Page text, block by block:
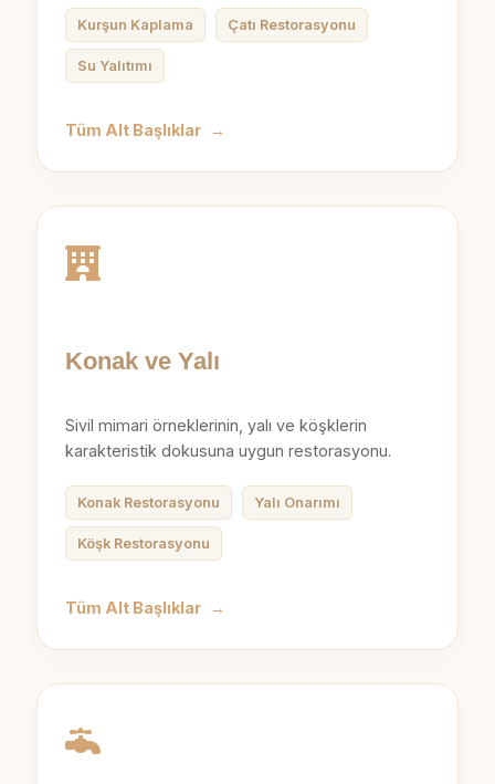
Kurşun Kaplama Çatı Restorasyonu
Su Yalıtımı
Tüm Alt Başlıklar →
Konak ve Yalı
Sivil mimari örneklerinin, yalı ve köşklerin
karakteristik dokusuna uygun restorasyonu.
Konak Restorasyonu Yalı Onarımı
Köşk Restorasyonu
Tüm Alt Başlıklar →